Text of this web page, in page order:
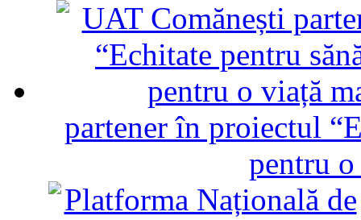
partener în proiectul
pentru